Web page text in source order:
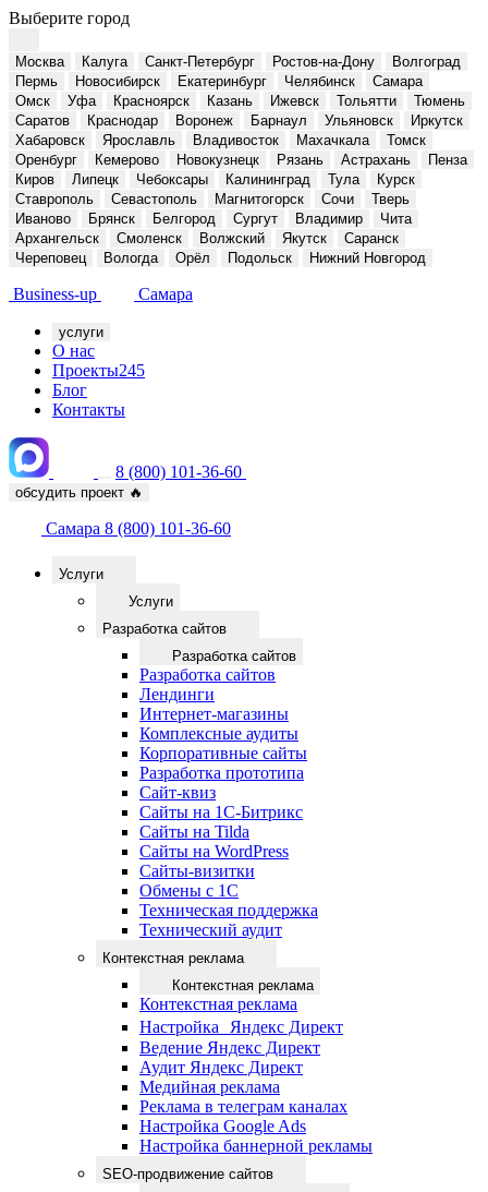
Выберите город
Москва Калуга Санкт-Петербург Ростов-на-Дону
Волгоград
Пермь
Новосибирск Екатеринбург Челябинск
Самара
Омск
Уфа Красноярск Казань Ижевск Тольятти
Тюмень
Саратов
Краснодар Воронеж Барнаул Ульяновск
Иркутск
Хабаровск
Ярославль Владивосток Махачкала
Томск
Оренбург
Кемерово Новокузнецк Рязань Астрахань
Пенза
Киров
Липецк Чебоксары Калининград Тула
Курск
Ставрополь
Севастополь Магнитогорск Сочи
Тверь
Иваново
Брянск Белгород Сургут Владимир
Чита
Архангельск
Смоленск Волжский Якутск
Саранск
Череповец
Вологда Орёл Подольск Нижний Новгород
Business-up Самара
услуги
О нас
Проекты245
Блог
Контакты
8 (800) 101-36-60
обсудить проект 🔥
Самара 8 (800) 101-36-60
Услуги
Услуги
Разработка сайтов
Разработка сайтов
Разработка сайтов
Лендинги
Интернет-магазины
Комплексные аудиты
Корпоративные сайты
Разработка прототипа
Сайт-квиз
Сайты на 1С-Битрикс
Сайты на Tilda
Сайты на WordPress
Сайты-визитки
Обмены с 1С
Техническая поддержка
Технический аудит
Контекстная реклама
Контекстная реклама
Контекстная реклама
Настройка Яндекс Директ
Ведение Яндекс Директ
Аудит Яндекс Директ
Медийная реклама
Реклама в телеграм каналах
Настройка Google Ads
Настройка баннерной рекламы
SEO-продвижение сайтов